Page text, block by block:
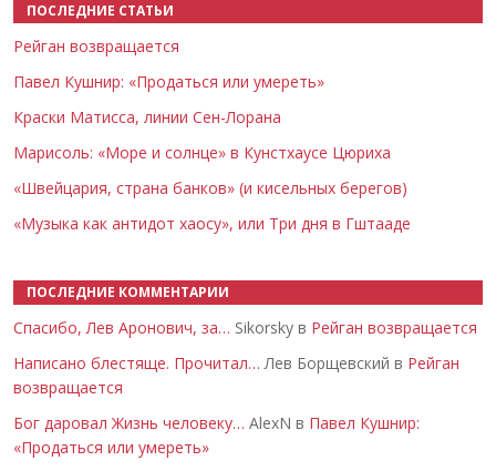
ПОСЛЕДНИЕ СТАТЬИ
Рейган возвращается
Павел Кушнир: «Продаться или умереть»
Краски Матисса, линии Сен-Лорана
Марисоль: «Море и солнце» в Кунстхаусе Цюриха
«Швейцария, страна банков» (и кисельных берегов)
«Музыка как антидот хаосу», или Три дня в Гштааде
ПОСЛЕДНИЕ КОММЕНТАРИИ
Спасибо, Лев Аронович, за… Sikorsky в Рейган возвращается
Написано блестяще. Прочитал… Лев Борщевский в Рейган
возвращается
Бог даровал Жизнь человеку… AlexN в Павел Кушнир:
«Продаться или умереть»